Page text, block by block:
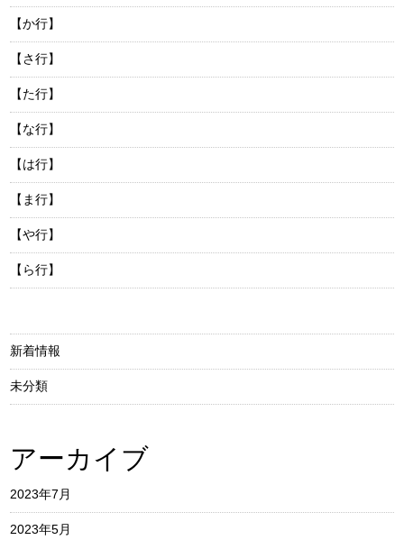
【か行】
【さ行】
【た行】
【な行】
【は行】
【ま行】
【や行】
【ら行】
新着情報
未分類
アーカイブ
2023年7月
2023年5月